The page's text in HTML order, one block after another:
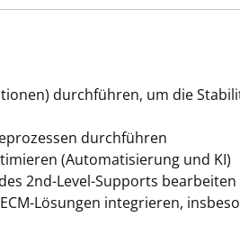
durchführen, um die
durchführen
(Automatisierung und KI)
2nd-Level-Supports bearbeiten
Lösungen integrieren,